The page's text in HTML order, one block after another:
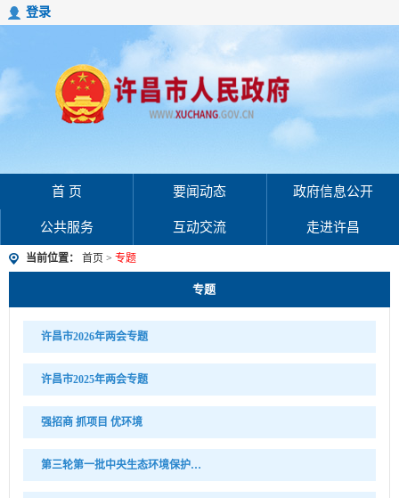
登录
首 页 要闻动态 政府信息公开
公共服务 互动交流 走进许昌
当前位置： 首页 > 专题
专题
许昌市2026年两会专题
许昌市2025年两会专题
强招商 抓项目 优环境
第三轮第一批中央生态环境保护督察